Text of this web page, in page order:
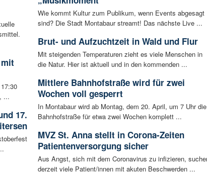
...
17.
Wie kommt Kultur zum Publikum, wenn Events abgesagt
sind? Die Stadt Montabaur streamt! Das nächste Live ...
Brut- und Aufzuchtzeit in Wald und Flur
Mit steigenden Temperaturen zieht es viele Menschen in
die Natur. Hier ist aktuell und in den kommenden ...
Mittlere Bahnhofstraße wird für zwei
Wochen voll gesperrt
In Montabaur wird ab Montag, dem 20. April, um 7 Uhr die
Bahnhofstraße für etwa zwei Wochen komplett ...
MVZ St. Anna stellt in Corona-Zeiten
Patientenversorgung sicher
Aus Angst, sich mit dem Coronavirus zu infizieren,
derzeit viele Patient/innen mit akuten Beschwerden ...